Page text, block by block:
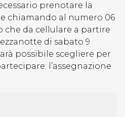
prenotare la
chiamando al numero 06
che da cellulare a partire
di sabato 9
possibile scegliere per
l’assegnazione